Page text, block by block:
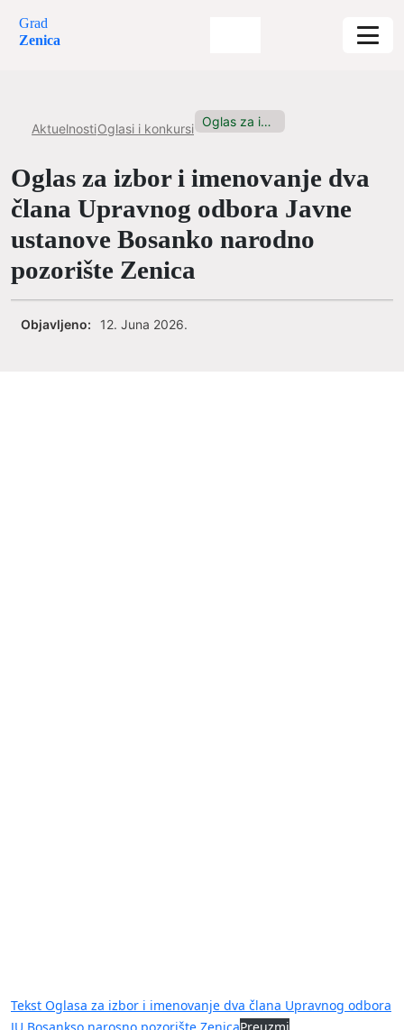
Grad
Zenica
AktuelnostiOglasi i konkursi Oglas za izbor i imenovanje...
Oglas za izbor i imenovanje dva
člana Upravnog odbora Javne
ustanove Bosanko narodno
pozorište Zenica
Objavljeno: 12. Juna 2026.
Tekst Oglasa za izbor i imenovanje dva člana Upravnog odbora